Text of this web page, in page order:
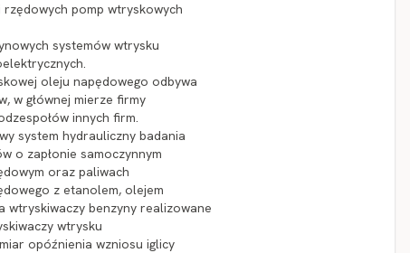
pomp wtryskowych
systemów wtrysku
oleju napędowego odbywa
w głównej mierze firmy
innych firm.
system hydrauliczny badania
o zapłonie samoczynnym
oraz paliwach
z etanolem, olejem
wtryskiwaczy benzyny realizowane
wtrysku
opóźnienia wzniosu iglicy